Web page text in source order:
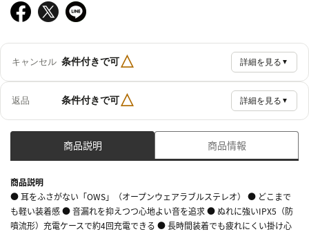
キャンセル 条件付きで可△ 詳細を見る ▼
返品 条件付きで可△ 詳細を見る ▼
商品説明 商品情報
商品説明
● 耳をふさがない「OWS」（オープンウェアラブルステレオ） ● どこまで
も軽い装着感 ● 音漏れを抑えつつ心地よい音を追求 ● ぬれに強いIPX5（防
噴流形）充電ケースで約4回充電できる ● 長時間装着でも疲れにくい掛け心